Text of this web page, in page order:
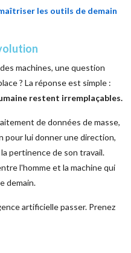
les outils de demain
machines, une question
? La réponse est simple :
restent irremplaçables.
de données de masse,
pour lui donner une direction,
pertinence de son travail.
l'homme et la machine qui
demain.
artificielle passer. Prenez